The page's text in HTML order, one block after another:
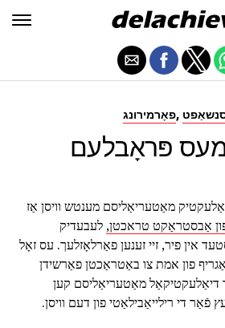
פאָרמירונג,
פּראָבלעם
מאַטעריאַליסם מענטש וויסן אַז
אַבסטראַקט טראכטן, לעבעדיק
אין פיר, זיי זענען פאַרלאָזלעך. עס זאָל
באַגריף פון אמת צו באַטראַכטן פאַרשידן
מאַטעריאַליסם קען
די רילייאַבילאַטי פון דעם וויסן.